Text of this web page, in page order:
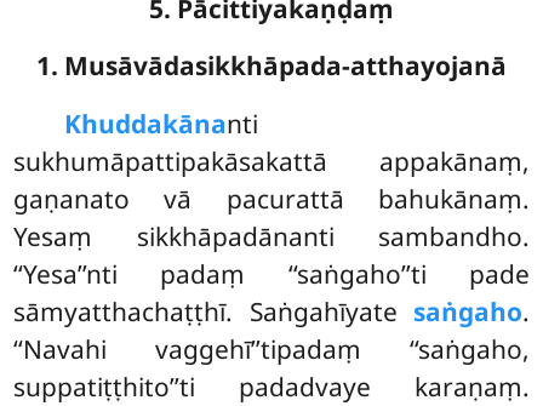
5. Pācittiyakaṇḍaṃ
1. Musāvādasikkhāpada-atthayojanā
Khuddakānanti
sukhumāpattipakāsakattā appakānaṃ,
gaṇanato vā pacurattā bahukānaṃ.
Yesaṃ sikkhāpadānanti sambandho.
‘‘Yesa’’nti padaṃ ‘‘saṅgaho’’ti pade
sāmyatthachaṭṭhī. Saṅgahīyate saṅgaho.
‘‘Navahi vaggehī’’tipadaṃ ‘‘saṅgaho,
suppatiṭṭhito’’ti padadvaye karaṇaṃ.